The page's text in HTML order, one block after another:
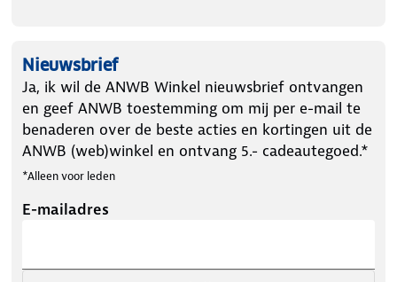
Nieuwsbrief
Ja, ik wil de ANWB Winkel nieuwsbrief ontvangen
en geef ANWB toestemming om mij per e-mail te
benaderen over de beste acties en kortingen uit de
ANWB (web)winkel en ontvang 5.- cadeautegoed.*
*Alleen voor leden
E-mailadres